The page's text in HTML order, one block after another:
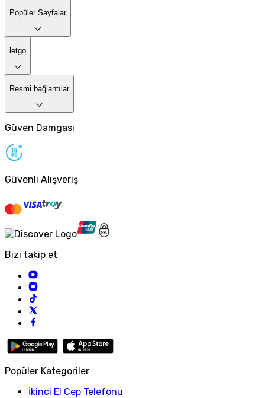
Popüler Sayfalar
letgo
Resmi bağlantılar
Güven Damgası
Güvenli Alışveriş
Bizi takip et
Popüler Kategoriler
İkinci El Cep Telefonu